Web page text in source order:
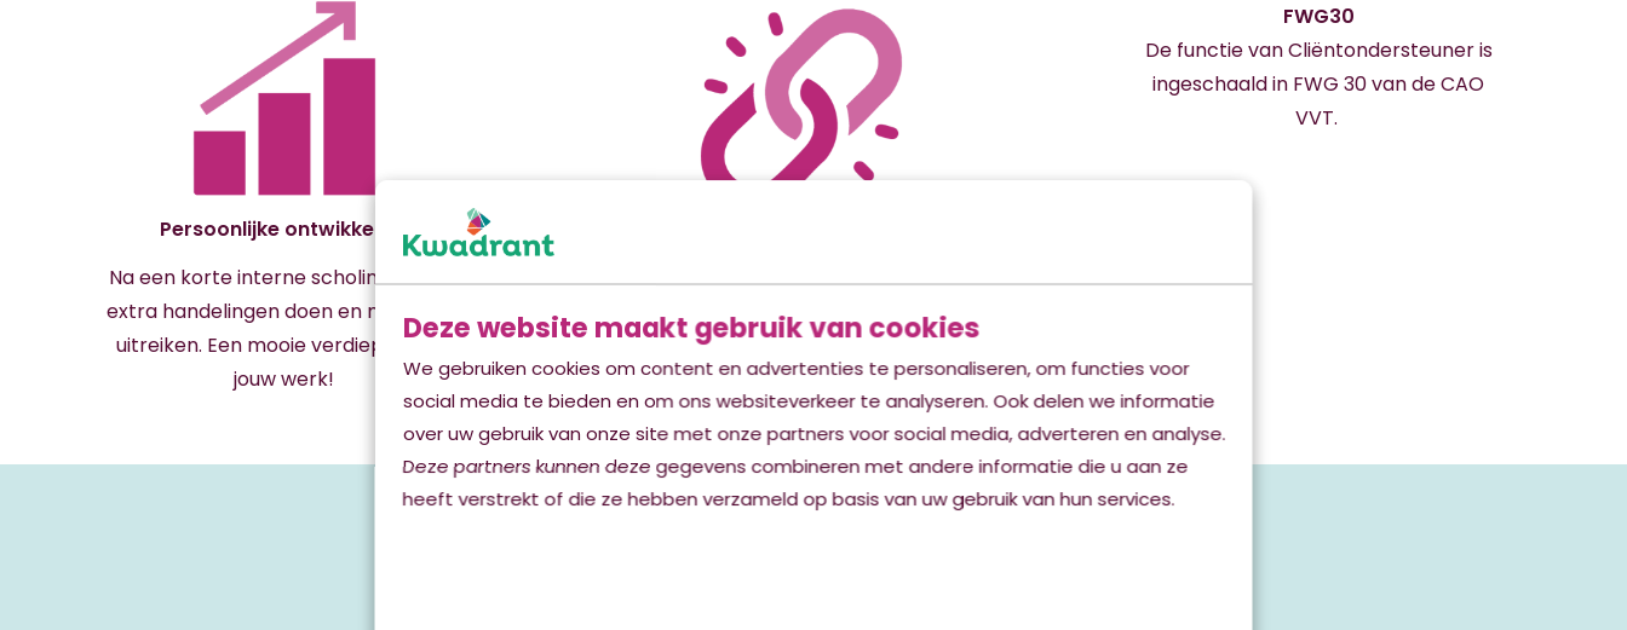
Deze website maakt gebruik van cookies
We gebruiken cookies om content en advertenties te personaliseren, om functies voor
social media te bieden en om ons websiteverkeer te analyseren. Ook delen we informatie
over uw gebruik van onze site met onze partners voor social media, adverteren en analyse.
Deze partners kunnen deze gegevens combineren met andere informatie die u aan ze
heeft verstrekt of die ze hebben verzameld op basis van uw gebruik van hun services.
Persoonlijke ontwikkeling
Na een korte interne scholing mag je
extra handelingen doen en medicatie
uitreiken. Een mooie verdieping van
jouw werk!
Je begeleidt bewoners bij ADL
activiteiten en besteedt aandacht
aan hun welbevinden. Je maakt een
praatje en geeft hen extra aandacht.
FWG30
De functie van Cliëntondersteuner is
ingeschaald in FWG 30 van de CAO
VVT.
Vacatures Cliëntondersteuner